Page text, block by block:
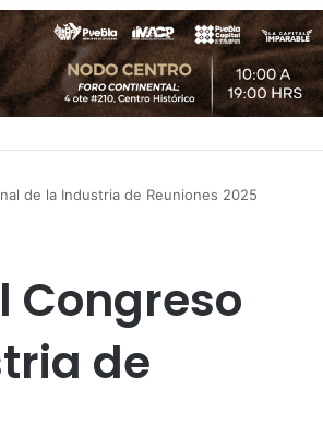
de la Industria de Reuniones 2025
Congreso
de